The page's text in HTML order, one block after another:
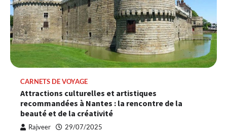
CARNETS DE VOYAGE
Attractions culturelles et artistiques
recommandées à Nantes : la rencontre de la
beauté et de la créativité
Rajveer 29/07/2025